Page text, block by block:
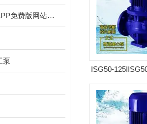
花季传媒APP免费版网站下载安装
泵
ISG50-
道泵 管